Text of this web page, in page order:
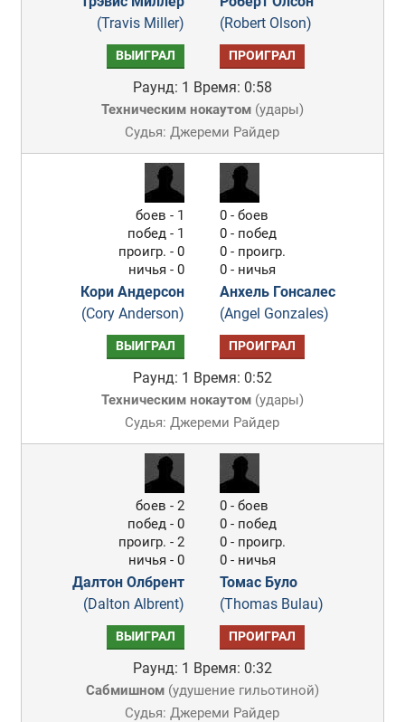
(Travis Miller)
(Robert Olson)
ВЫИГРАЛ ПРОИГРАЛ
Раунд: 1 Время: 0:58
Техническим нокаутом(удары)
Судья: Джереми Райдер
боев - 1
побед - 1
проигр. - 0
ничья - 0
Кори Андерсон
(Cory Anderson)
0 - боев
0 - побед
0 - проигр.
0 - ничья
Анхель Гонсалес
(Angel Gonzales)
ВЫИГРАЛ ПРОИГРАЛ
Раунд: 1 Время: 0:52
Техническим нокаутом(удары)
Судья: Джереми Райдер
боев - 2
побед - 0
проигр. - 2
ничья - 0
Далтон Олбрент
(Dalton Albrent)
0 - боев
0 - побед
0 - проигр.
0 - ничья
Томас Було
(Thomas Bulau)
ВЫИГРАЛ ПРОИГРАЛ
Раунд: 1 Время: 0:32
Сабмишном(удушение гильотиной)
Судья: Джереми Райдер